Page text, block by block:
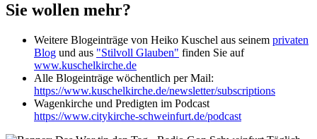
Sie wollen mehr?
Weitere Blogeinträge von Heiko Kuschel aus seinem privaten
Blog und aus "Stilvoll Glauben" finden Sie auf
www.kuschelkirche.de
Alle Blogeinträge wöchentlich per Mail:
https://www.kuschelkirche.de/newsletter/subscriptions
Wagenkirche und Predigten im Podcast
https://www.citykirche-schweinfurt.de/podcast